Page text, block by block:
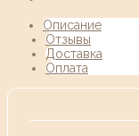
Описание
Отзывы
Доставка
Оплата